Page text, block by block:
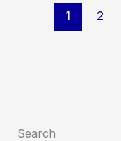
1 2
Search